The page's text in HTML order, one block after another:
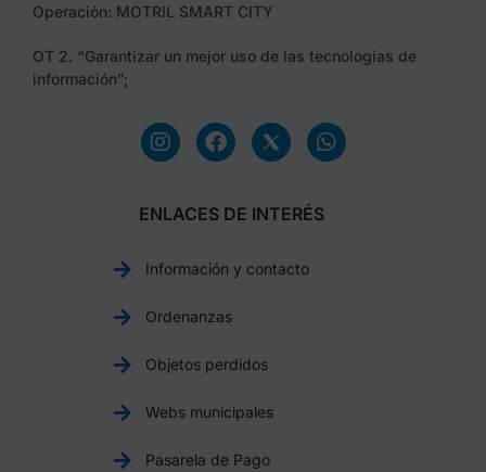
Operación: MOTRIL SMART CITY
OT 2. “Garantizar un mejor uso de las tecnologías de
información”;
ENLACES DE INTERÉS
Información y contacto
Ordenanzas
Objetos perdidos
Webs municipales
Pasarela de Pago